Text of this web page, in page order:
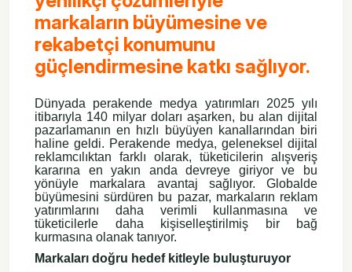
markaların büyümesine ve
rekabetçi konumunu
güçlendirmesine katkı sağlıyor.
Dünyada perakende medya yatırımları 2025 yılı
itibarıyla 140 milyar doları aşarken, bu alan dijital
pazarlamanın en hızlı büyüyen kanallarından biri
haline geldi. Perakende medya, geleneksel dijital
reklamcılıktan farklı olarak, tüketicilerin alışveriş
kararına en yakın anda devreye giriyor ve bu
yönüyle markalara avantaj sağlıyor. Globalde
büyümesini sürdüren bu pazar, markaların reklam
yatırımlarını daha verimli kullanmasına ve
tüketicilerle daha kişiselleştirilmiş bir bağ
kurmasına olanak tanıyor.
Markaları doğru hedef kitleyle buluşturuyor